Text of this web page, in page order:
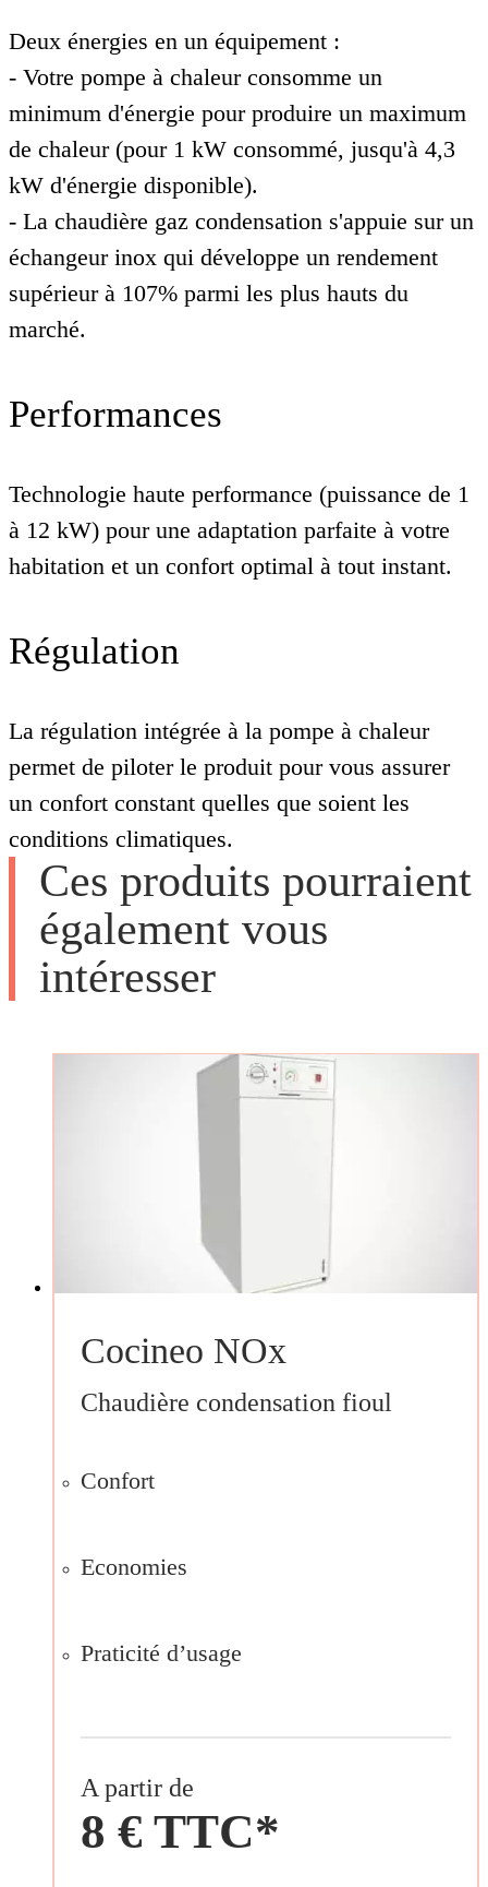
Deux énergies en un équipement :
- Votre pompe à chaleur consomme un
minimum d'énergie pour produire un maximum
de chaleur (pour 1 kW consommé, jusqu'à 4,3
kW d'énergie disponible).
- La chaudière gaz condensation s'appuie sur un
échangeur inox qui développe un rendement
supérieur à 107% parmi les plus hauts du
marché.
Performances
Technologie haute performance (puissance de 1
à 12 kW) pour une adaptation parfaite à votre
habitation et un confort optimal à tout instant.
Régulation
La régulation intégrée à la pompe à chaleur
permet de piloter le produit pour vous assurer
un confort constant quelles que soient les
conditions climatiques.
Ces produits pourraient
également vous
intéresser
Cocineo NOx
Chaudière condensation fioul
Confort
Economies
Praticité d’usage
A partir de
8 € TTC*